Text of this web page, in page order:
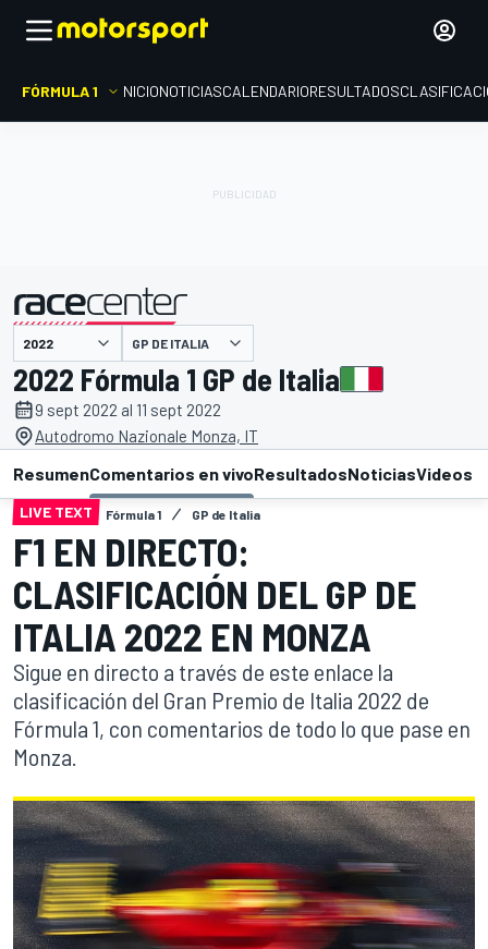
FÓRMULA 1 INICIONOTICIASCALENDARIORESULTADOS
GP DE ITALIA
2022 Fórmula 1 GP de Italia
9 sept 2022 al 11 sept 2022
Autodromo Nazionale Monza, IT
ResumenComentarios en vivoResultadosNoticiasVideos
LIVE TEXT Fórmula 1 GP de Italia
F1 EN DIRECTO:
CLASIFICACIÓN DEL GP DE
ITALIA 2022 EN MONZA
Sigue en directo a través de este enlace la
clasificación del Gran Premio de Italia 2022 de
Fórmula 1, con comentarios de todo lo que pase en
Monza.